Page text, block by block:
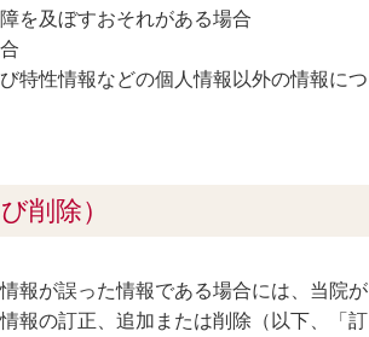
を及ぼすおそれがある場合
特性情報などの個人情報以外の情報につ
削除）
報が誤った情報である場合には、当院が
報の訂正、追加または削除（以下、「訂